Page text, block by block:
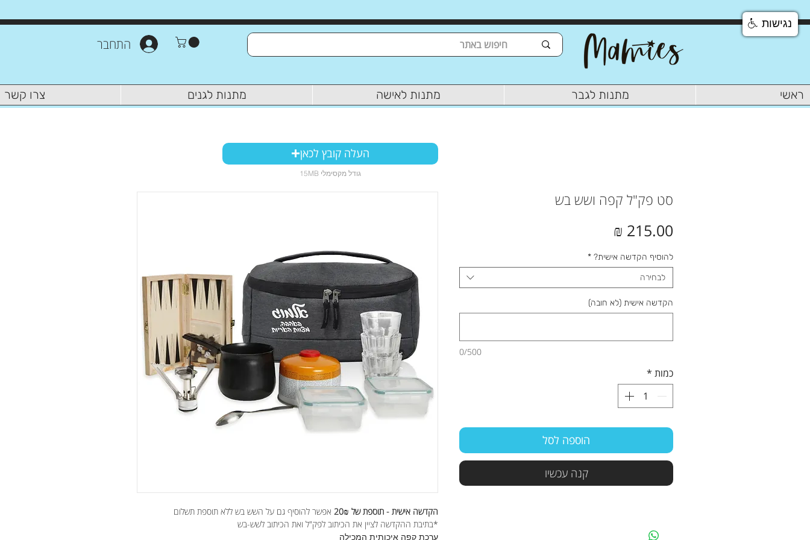
התחבר
ראשי מתנות לגבר מתנות לאישה מתנות לגנים צרו קשר
הקדשה אישית - תוספת של 20₪
אפשר להוסיף גם על השש בש ללא תוספת תשלום
*בתיבת ההקדשה לציין את הכיתוב לפק"ל ואת הכיתוב לשש-בש
ערכת קפה איכותית המכילה
סט פק"ל קפה ושש בש
להוסיף הקדשה אישית? *
לבחירה
הקדשה אישית (לא חובה)
0/500
כמות *
הוספה לסל
קנה עכשיו
העלה קובץ לכאן
15MB גודל מקסימלי
נגישות